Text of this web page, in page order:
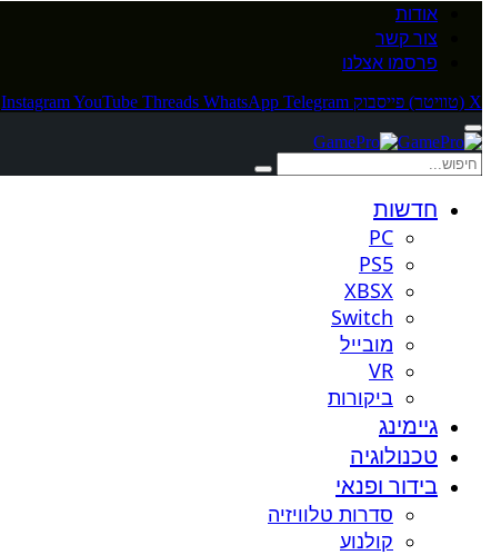
אודות
צור קשר
פרסמו אצלנו
X (טוויטר) פייסבוק InstagramYouTube Threads WhatsApp Telegram
חדשות
PC
PS5
XBSX
Switch
מובייל
VR
ביקורות
גיימינג
טכנולוגיה
בידור ופנאי
סדרות טלוויזיה
קולנוע